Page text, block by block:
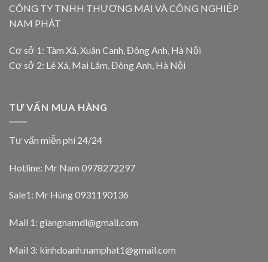
CÔNG TY TNHH THƯƠNG MẠI VÀ CÔNG NGHIỆP
NAM PHÁT
Cơ sở 1: Tàm Xá, Xuân Canh, Đông Anh, Hà Nội
Cơ sở 2: Lê Xá, Mai Lâm, Đông Anh, Hà Nội
TƯ VẤN MUA HÀNG
Tư vấn miễn phí 24/24
Hotline: Mr Nam 0978272297
Sale1: Mr Hùng 0931190136
Mail 1: giangnamdl@gmail.com
Mail 3: kinhdoanh.namphat1@gmail.com